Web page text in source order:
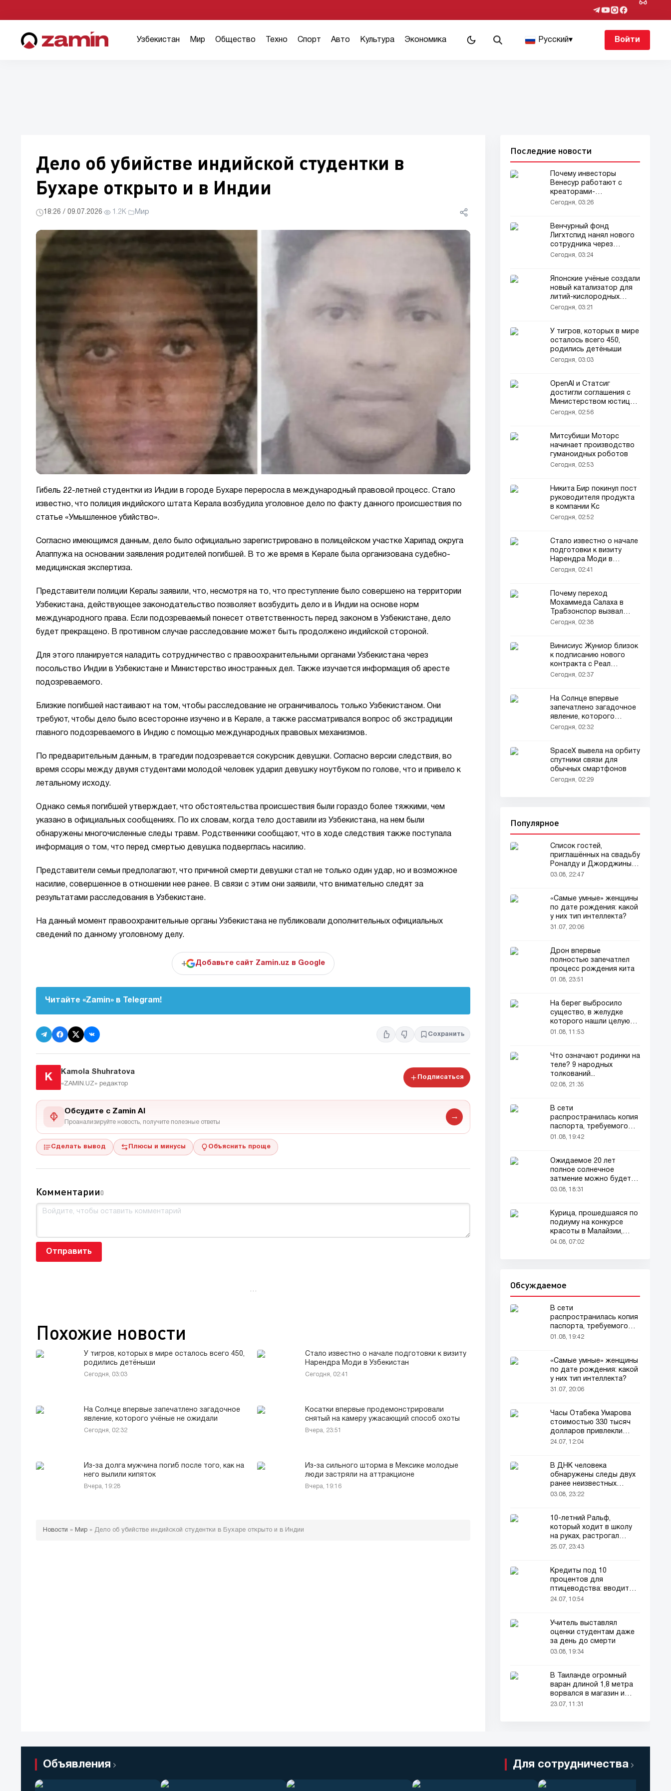
Узбекистан Мир Общество Техно Спорт Авто Культура Экономика Русский▾ Войти
Дело об убийстве индийской студентки в
Бухаре открыто и в Индии
18:26 / 09.07.2026· 1.2K· Мир
Гибель 22-летней студентки из Индии в городе Бухаре переросла в международный правовой процесс. Стало
известно, что полиция индийского штата Керала возбудила уголовное дело по факту данного происшествия по
статье «Умышленное убийство».
Согласно имеющимся данным, дело было официально зарегистрировано в полицейском участке Харипад округа
Алаппужа на основании заявления родителей погибшей. В то же время в Керале была организована судебно-
медицинская экспертиза.
Представители полиции Кералы заявили, что, несмотря на то, что преступление было совершено на территории
Узбекистана, действующее законодательство позволяет возбудить дело и в Индии на основе норм
международного права. Если подозреваемый понесет ответственность перед законом в Узбекистане, дело
будет прекращено. В противном случае расследование может быть продолжено индийской стороной.
Для этого планируется наладить сотрудничество с правоохранительными органами Узбекистана через
посольство Индии в Узбекистане и Министерство иностранных дел. Также изучается информация об аресте
подозреваемого.
Близкие погибшей настаивают на том, чтобы расследование не ограничивалось только Узбекистаном. Они
требуют, чтобы дело было всесторонне изучено и в Керале, а также рассматривался вопрос об экстрадиции
главного подозреваемого в Индию с помощью международных правовых механизмов.
По предварительным данным, в трагедии подозревается сокурсник девушки. Согласно версии следствия, во
время ссоры между двумя студентами молодой человек ударил девушку ноутбуком по голове, что и привело к
летальному исходу.
Однако семья погибшей утверждает, что обстоятельства происшествия были гораздо более тяжкими, чем
указано в официальных сообщениях. По их словам, когда тело доставили из Узбекистана, на нем были
обнаружены многочисленные следы травм. Родственники сообщают, что в ходе следствия также поступала
информация о том, что перед смертью девушка подверглась насилию.
Представители семьи предполагают, что причиной смерти девушки стал не только один удар, но и возможное
насилие, совершенное в отношении нее ранее. В связи с этим они заявили, что внимательно следят за
результатами расследования в Узбекистане.
На данный момент правоохранительные органы Узбекистана не публиковали дополнительных официальных
сведений по данному уголовному делу.
+ Добавьте сайт Zamin.uz в Google
Читайте «Zamin» в Telegram!
Сохранить
K
Kamola Shuhratova
«ZAMIN.UZ» редактор
Подписаться
Обсудите с Zamin AI
Проанализируйте новость, получите полезные ответы
→
Сделать вывод Плюсы и минусы Объяснить проще
Комментарии0
Отправить
…
Похожие новости
У тигров, которых в мире осталось всего 450,
родились детёныши
Сегодня, 03:03
Стало известно о начале подготовки к визиту
Нарендра Моди в Узбекистан
Сегодня, 02:41
На Солнце впервые запечатлено загадочное
явление, которого учёные не ожидали
Сегодня, 02:32
Косатки впервые продемонстрировали
снятый на камеру ужасающий способ охоты
Вчера, 23:51
Из-за долга мужчина погиб после того, как на
него вылили кипяток
Вчера, 19:28
Из-за сильного шторма в Мексике молодые
люди застряли на аттракционе
Вчера, 19:16
Новости » Мир » Дело об убийстве индийской студентки в Бухаре открыто и в Индии
Последние новости
Почему инвесторы
Венесур работают с
креаторами-
инвесторами
Сегодня, 03:26
Венчурный фонд
Лигхтспид нанял нового
сотрудника через
Instagram
Сегодня, 03:24
Японские учёные создали
новый катализатор для
литий-кислородных
батарей
Сегодня, 03:21
У тигров, которых в мире
осталось всего 450,
родились детёныши
Сегодня, 03:03
OpenAI и Статсиг
достигли соглашения с
Министерством юстиции
США на 3,2 млн долларов
Сегодня, 02:56
Митсубиши Моторс
начинает производство
гуманоидных роботов
Сегодня, 02:53
Никита Бир покинул пост
руководителя продукта
в компании Кс
Сегодня, 02:52
Стало известно о начале
подготовки к визиту
Нарендра Моди в
Узбекистан
Сегодня, 02:41
Почему переход
Мохаммеда Салаха в
Трабзонспор вызвал
споры
Сегодня, 02:38
Винисиус Жуниор близок
к подписанию нового
контракта с Реал
Мадридом
Сегодня, 02:37
На Солнце впервые
запечатлено загадочное
явление, которого
учёные не ожидали
Сегодня, 02:32
SpaceX вывела на орбиту
спутники связи для
обычных смартфонов
Сегодня, 02:29
Популярное
Список гостей,
приглашённых на свадьбу
Роналду и Джорджины,
вызвал ажиотаж
03.08, 22:47
«Самые умные» женщины
по дате рождения: какой
у них тип интеллекта?
31.07, 20:06
Дрон впервые
полностью запечатлел
процесс рождения кита
01.08, 23:51
На берег выбросило
существо, в желудке
которого нашли целую
добычу
01.08, 11:53
Что означают родинки на
теле? 9 народных
толкований...
02.08, 21:35
В сети
распространилась копия
паспорта, требуемого
для домашних животных
01.08, 19:42
Ожидаемое 20 лет
полное солнечное
затмение можно будет
наблюдать в августе
03.08, 18:31
Курица, прошедшаяся по
подиуму на конкурсе
красоты в Малайзии,
привлекла внимание
04.08, 07:02
Обсуждаемое
В сети
распространилась копия
паспорта, требуемого
для домашних животных
01.08, 19:42
«Самые умные» женщины
по дате рождения: какой
у них тип интеллекта?
31.07, 20:06
Часы Отабека Умарова
стоимостью 330 тысяч
долларов привлекли
всеобщее внимание в
24.07, 12:04
В ДНК человека
обнаружены следы двух
ранее неизвестных
предков
03.08, 23:22
10-летний Ральф,
который ходит в школу
на руках, растрогал
пользователей соцсетей
25.07, 23:43
Кредиты под 10
процентов для
птицеводства: вводится
новый порядок
24.07, 10:54
Учитель выставлял
оценки студентам даже
за день до смерти
03.08, 19:34
В Таиланде огромный
варан длиной 1,8 метра
ворвался в магазин и
напугал покупателей
23.07, 11:31
Объявления Для сотрудничества